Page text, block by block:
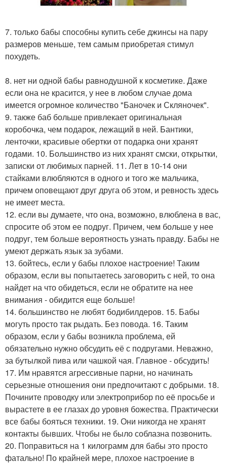
7. только бабы способны купить себе джинсы на пару
размеров меньше, тем самым приобретая стимул
похудеть.
8. нет ни одной бабы равнодушной к косметике. Даже
если она не красится, у нее в любом случае дома
имеется огромное количество "Баночек и Скляночек".
9. также баб больше привлекает оригинальная
коробочка, чем подарок, лежащий в ней. Бантики,
ленточки, красивые обертки от подарка они хранят
годами. 10. Большинство из них хранят смски, открытки,
записки от любимых парней. 11. Лет в 10-14 они
стайками влюбляются в одного и того же мальчика,
причем оповещают друг друга об этом, и ревность здесь
не имеет места.
12. если вы думаете, что она, возможно, влюблена в вас,
спросите об этом ее подруг. Причем, чем больше у нее
подруг, тем больше вероятность узнать правду. Бабы не
умеют держать язык за зубами.
13. бойтесь, если у бабы плохое настроение! Таким
образом, если вы попытаетесь заговорить с ней, то она
найдет на что обидеться, если не обратите на нее
внимания - обидится еще больше!
14. большинство не любят бодибилдеров. 15. Бабы
могуть просто так рыдать. Без повода. 16. Таким
образом, если у бабы возникла проблема, ей
обязательно нужно обсудить её с подругами. Неважно,
за бутылкой пива или чашкой чая. Главное - обсудить!
17. Им нравятся агрессивные парни, но начинать
серьезные отношения они предпочитают с добрыми. 18.
Почините проводку или электроприбор по её просьбе и
вырастете в ее глазах до уровня божества. Практически
все бабы бояться техники. 19. Они никогда не хранят
контакты бывших. Чтобы не было соблазна позвонить.
20. Поправиться на 1 килограмм для бабы это просто
фатально! По крайней мере, плохое настроение в